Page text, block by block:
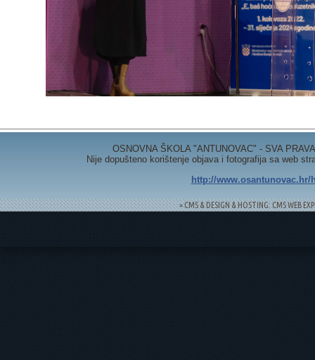
OSNOVNA ŠKOLA "ANTUNOVAC" - SVA
Nije dopušteno korištenje objava i fotografija sa web
http://www.osantunovac.hr/
= CMS & DESIGN & HOSTING: CMS WEB